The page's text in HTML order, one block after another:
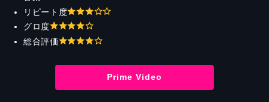
リピート度
グロ度
総合評価
Prime Video